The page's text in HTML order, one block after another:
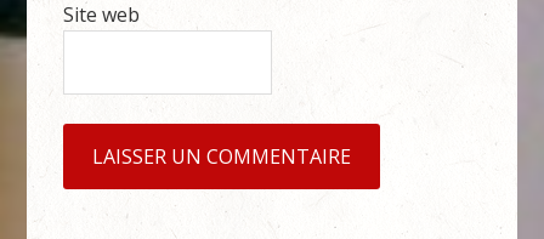
Site web